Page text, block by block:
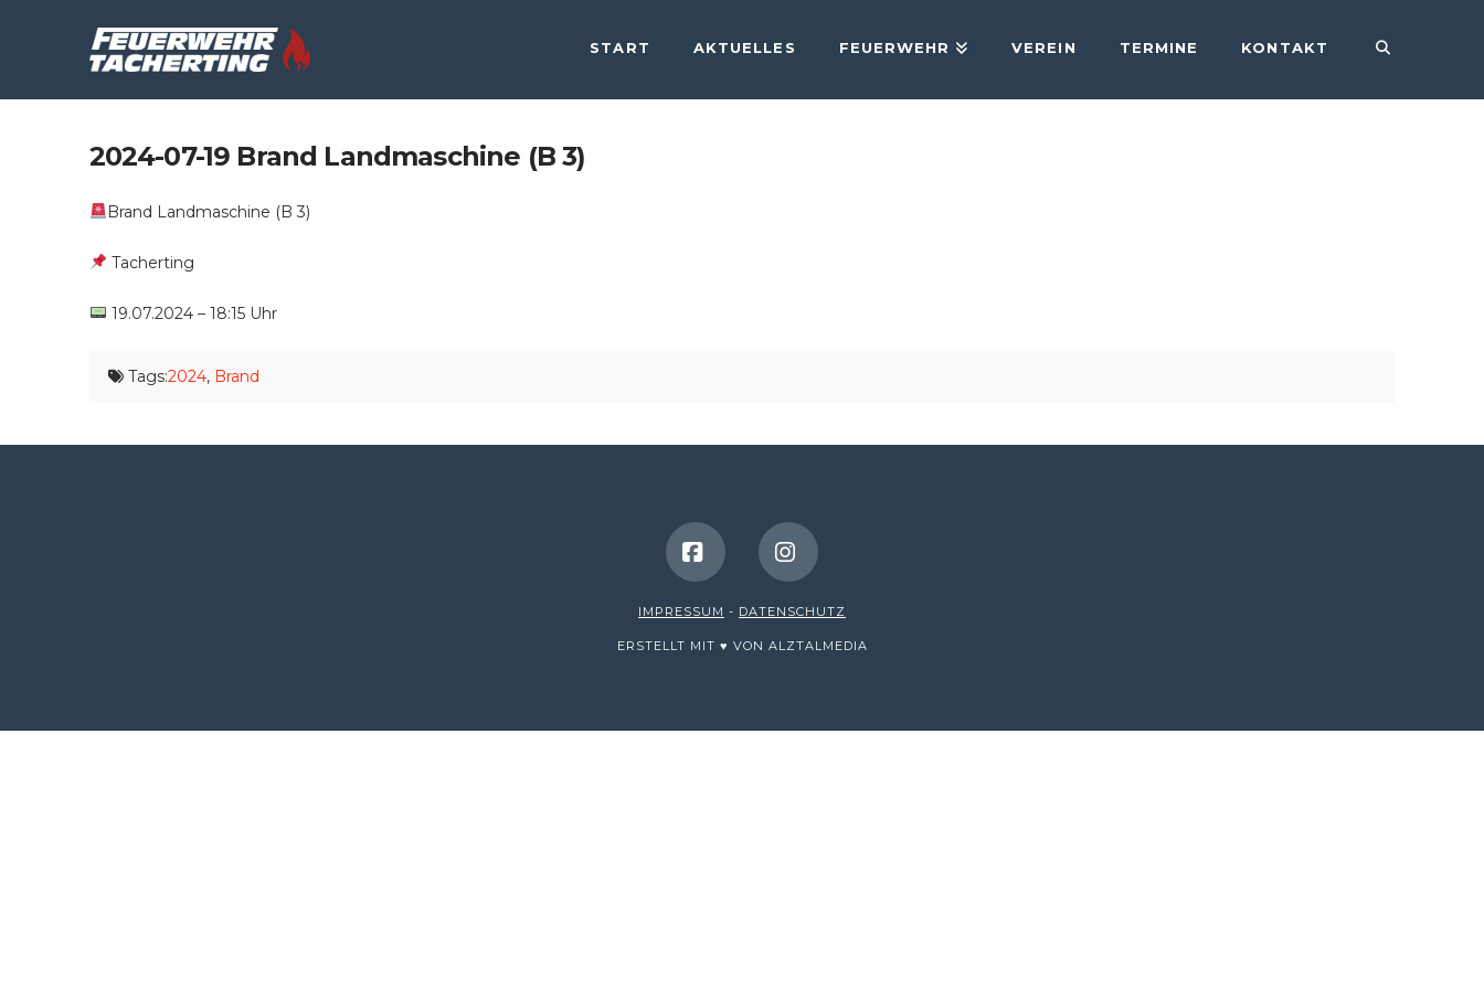
START AKTUELLES FEUERWEHR VEREIN TERMINE KONTAKT
2024-07-19 Brand Landmaschine (B 3)
Brand Landmaschine (B 3)
Tacherting
19.07.2024 – 18:15 Uhr
Tags:2024, Brand
FacebookInstagram
IMPRESSUM - DATENSCHUTZ
ERSTELLT MIT ♥ VON ALZTALMEDIA